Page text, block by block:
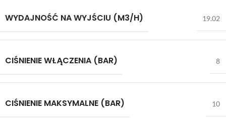
WYDAJNOŚĆ NA WYJŚCIU (M3/H) 19.02
CIŚNIENIE WŁĄCZENIA (BAR) 8
CIŚNIENIE MAKSYMALNE (BAR) 10